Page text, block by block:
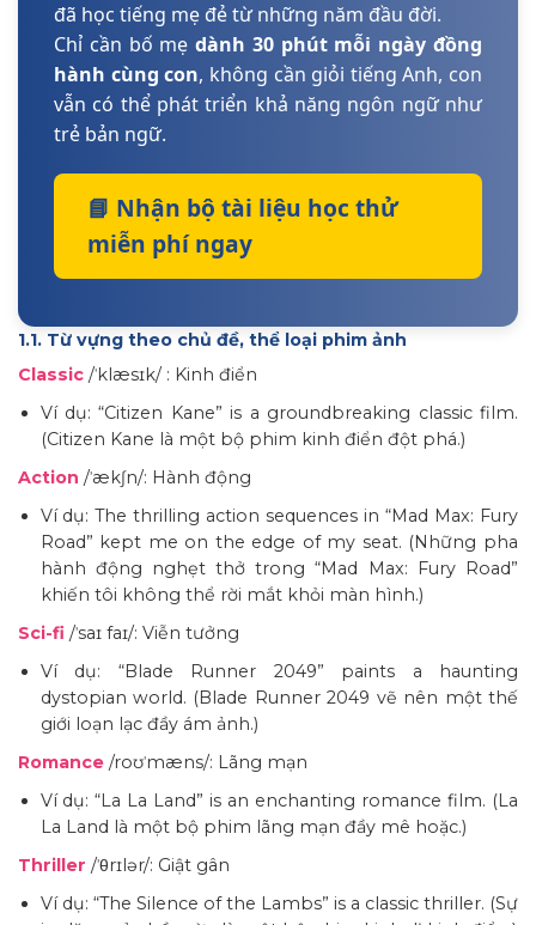
đã học tiếng mẹ đẻ từ những năm đầu đời.
Chỉ cần bố mẹdành 30 phút mỗi ngày đồng
hành cùng con, không cần giỏi tiếng Anh, con
vẫn có thể phát triển khả năng ngôn ngữ như
trẻ bản ngữ.
📘 Nhận bộ tài liệu học thử
miễn phí ngay
1.1. Từ vựng theo chủ đề, thể loại phim ảnh
Classic /ˈklæsɪk/ : Kinh điển
Ví dụ: “Citizen Kane” is a groundbreaking classic film.
(Citizen Kane là một bộ phim kinh điển đột phá.)
Action /ˈækʃn/: Hành động
Ví dụ: The thrilling action sequences in “Mad Max: Fury
Road” kept me on the edge of my seat. (Những pha
hành động nghẹt thở trong “Mad Max: Fury Road”
khiến tôi không thể rời mắt khỏi màn hình.)
Sci-fi /ˈsaɪ faɪ/: Viễn tưởng
Ví dụ: “Blade Runner 2049” paints a haunting
dystopian world. (Blade Runner 2049 vẽ nên một thế
giới loạn lạc đầy ám ảnh.)
Romance /roʊˈmæns/: Lãng mạn
Ví dụ: “La La Land” is an enchanting romance film. (La
La Land là một bộ phim lãng mạn đầy mê hoặc.)
Thriller /ˈθrɪlər/: Giật gân
Ví dụ: “The Silence of the Lambs” is a classic thriller. (Sự